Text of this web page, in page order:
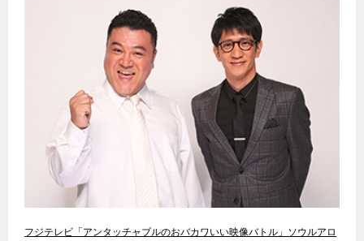
フジテレビ「アンタッチャブルのおバカワいい映像バトル」ソウルアロ